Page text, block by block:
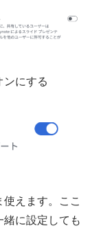
にする
えます。ここ
緒に設定しても